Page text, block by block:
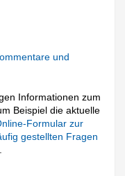
und
Informationen zum
Beispiel die aktuelle
Formular zur
gestellten Fragen